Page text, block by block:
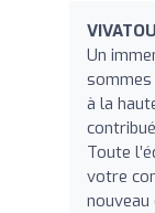
Un
à la
Toute
votre